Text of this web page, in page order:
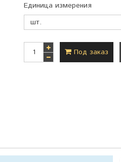
Единица измерения
Под заказ